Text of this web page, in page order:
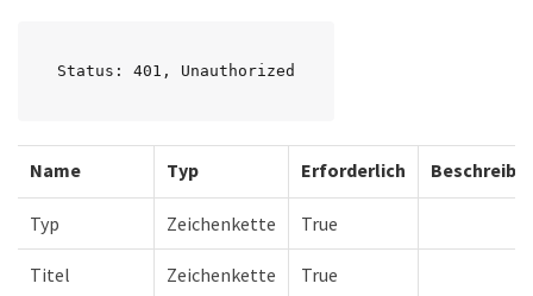
Status: 401, Unauthorized
Name Typ Erforderlich
Typ Zeichenkette True
Titel Zeichenkette True